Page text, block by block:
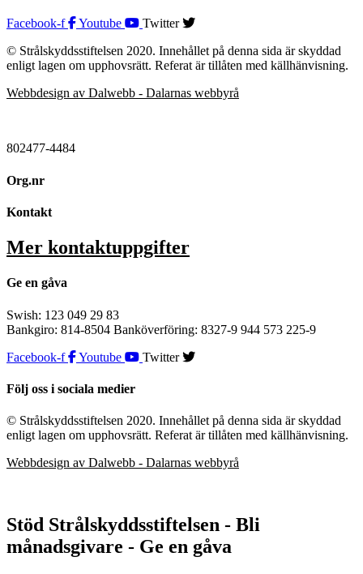
Facebook-f Youtube
Twitter
© Strålskyddsstiftelsen 2020. Innehållet på denna sida är skyddad
enligt lagen om upphovsrätt. Referat är tillåten med källhänvisning.
Webbdesign av Dalwebb - Dalarnas webbyrå
802477-4484
Org.nr
Kontakt
Mer kontaktuppgifter
Ge en gåva
Swish: 123 049 29 83
Bankgiro: 814-8504 Banköverföring: 8327-9 944 573 225-9
Facebook-f
Youtube Twitter
Följ oss i sociala medier
© Strålskyddsstiftelsen 2020. Innehållet på denna sida är skyddad
enligt lagen om upphovsrätt. Referat är tillåten med källhänvisning.
Webbdesign av Dalwebb - Dalarnas webbyrå
Stöd Strålskyddsstiftelsen - Bli
månadsgivare - Ge en gåva